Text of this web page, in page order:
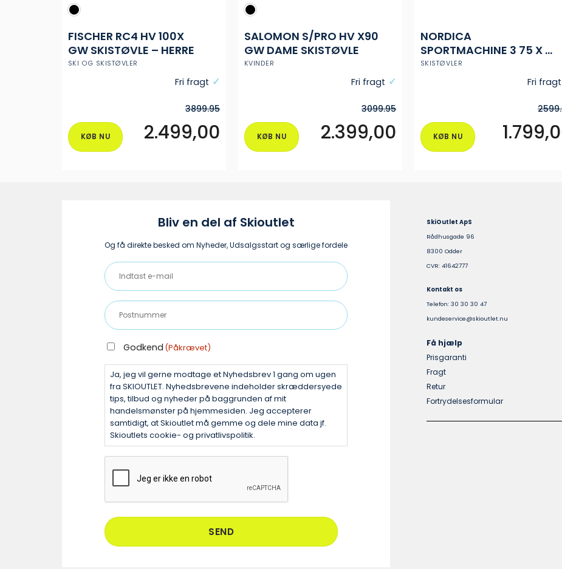
SKI OG SKISTØVLER
FISCHER RC4 HV 100X
GW SKISTØVLE – HERRE
Fri fragt
KØB NU
kan
vælges
3899.95
2.499,00
KVINDER
SALOMON S/PRO HV X90
GW DAME SKISTØVLE
Fri fragt
KØB NU
vælges
varesiden
3099.95
2.399,00
SKISTØVLER
NORDICA
SPORTMACHINE 3 75 X W
(GW) SKISTØVLE DAME
Fri fragt
KØB NU
Bliv en del af Skioutlet
Og få direkte besked om Nyheder, Udsalgsstart og særlige fordele
Indtast
e-
mail
(Påkrævet)
Postnummer
(Påkrævet)
GODKEND
(PÅKRÆVET)
Godkend (Påkrævet)
Ja, jeg vil gerne modtage et Nyhedsbrev 1 gang om ugen
fra SKIOUTLET. Nyhedsbrevene indeholder skræddersyede
tips, tilbud og nyheder på baggrunden af mit
handelsmønster på hjemmesiden. Jeg accepterer
samtidigt, at Skioutlet må gemme og dele mine data jf.
Skioutlets cookie- og privatlivspolitik.
SkiOutlet ApS
Rådhusgade 96
8300 Odder
CVR: 41642777
Kontakt os
Telefon: 30 30 30 47
kundeservice@skioutlet.nu
Få hjælp
Prisgaranti
Fragt
Retur
Fortrydelsesformular